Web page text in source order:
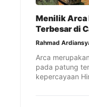
Menilik Arca
Terbesar di
Rahmad
Arca
pada patung
kepercayaan